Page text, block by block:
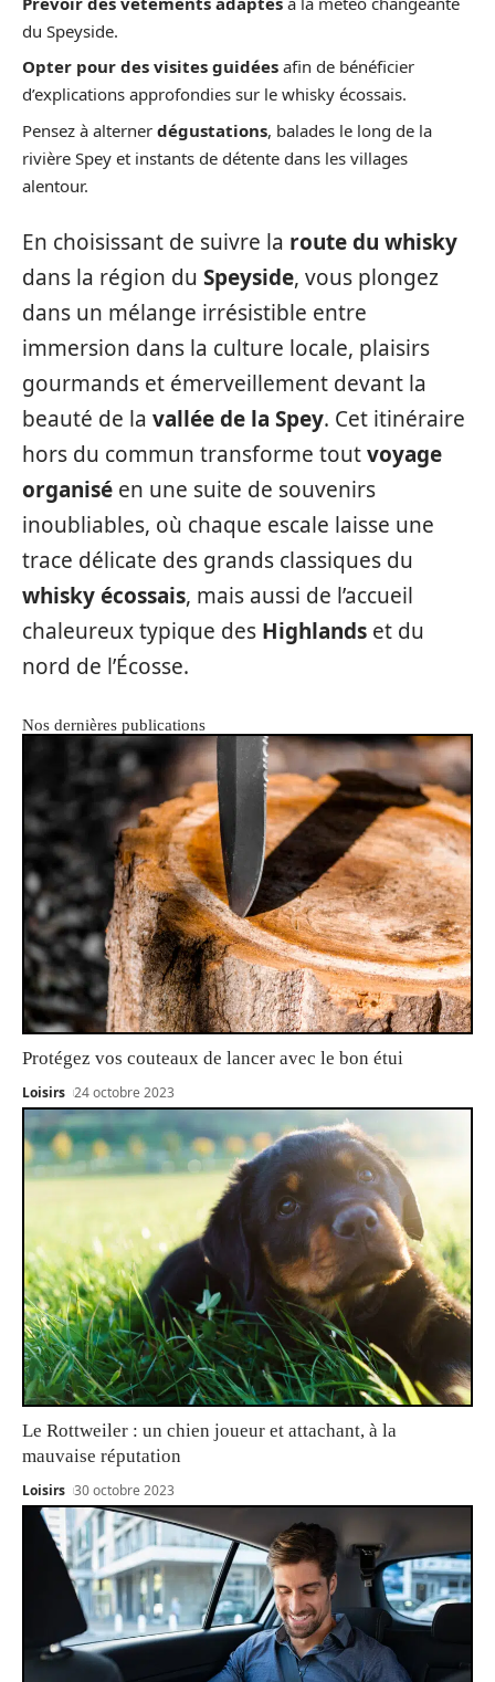
du Speyside.
Opter pour des visites guidées afin de bénéficier
d’explications approfondies sur le whisky écossais.
Pensez à alterner dégustations, balades le long de la
rivière Spey et instants de détente dans les villages
alentour.
En choisissant de suivre la route du whisky
dans la région du Speyside, vous plongez
dans un mélange irrésistible entre
immersion dans la culture locale, plaisirs
gourmands et émerveillement devant la
beauté de la vallée de la Spey. Cet itinéraire
hors du commun transforme toutvoyage
organisé en une suite de souvenirs
inoubliables, où chaque escale laisse une
trace délicate des grands classiques du
whisky écossais, mais aussi de l’accueil
chaleureux typique des Highlands et du
nord de l’Écosse.
Nos dernières publications
Protégez vos couteaux de lancer avec le bon étui
Loisirs 24 octobre 2023
Le Rottweiler : un chien joueur et attachant, à la
mauvaise réputation
Loisirs 30 octobre 2023